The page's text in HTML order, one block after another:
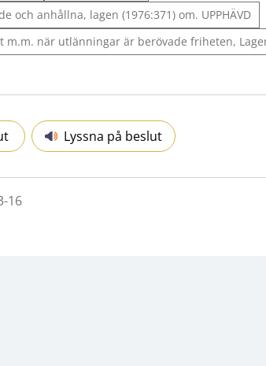
och anhållna, lagen (1976:371) om. UPPHÄVD
m.m. när utlänningar är berövade friheten,
Lyssna på beslut
16